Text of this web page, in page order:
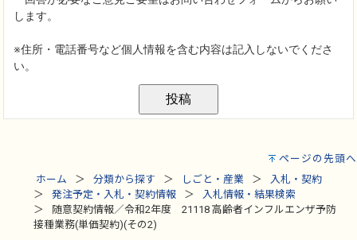
ページの先頭へ
ホーム
分類から探す しごと・産業
入札・契約
発注予定・入札・契約情報
入札情報・結果検索
随意契約情報／令和2年度 21118 高齢者インフルエンザ予防
接種業務(単価契約)(その2)